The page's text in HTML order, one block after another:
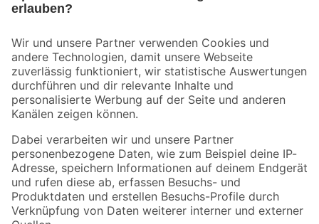
Der toom Newsletter: Keine Angebote und Aktionen mehr verpassen!
Zur Newsletter Anmeldung
Folge uns
Zahlungsarten Versandarten